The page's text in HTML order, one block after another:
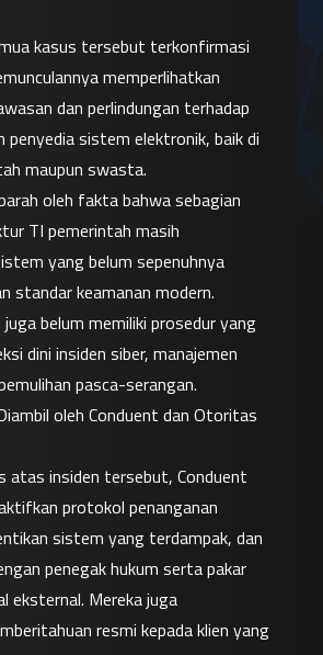
kasus tersebut terkonfirmasi
memperlihatkan
dan perlindungan terhadap
penyedia sistem elektronik, baik di
maupun swasta.
oleh fakta bahwa sebagian
TI pemerintah masih
yang belum sepenuhnya
standar keamanan modern.
belum memiliki prosedur yang
dini insiden siber, manajemen
pasca-serangan.
oleh Conduent dan Otoritas
atas insiden tersebut, Conduent
protokol penanganan
sistem yang terdampak, dan
penegak hukum serta pakar
eksternal. Mereka juga
resmi kepada klien yang